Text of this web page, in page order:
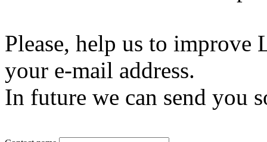
Please, help us to
your e-mail address.
In future we can send you